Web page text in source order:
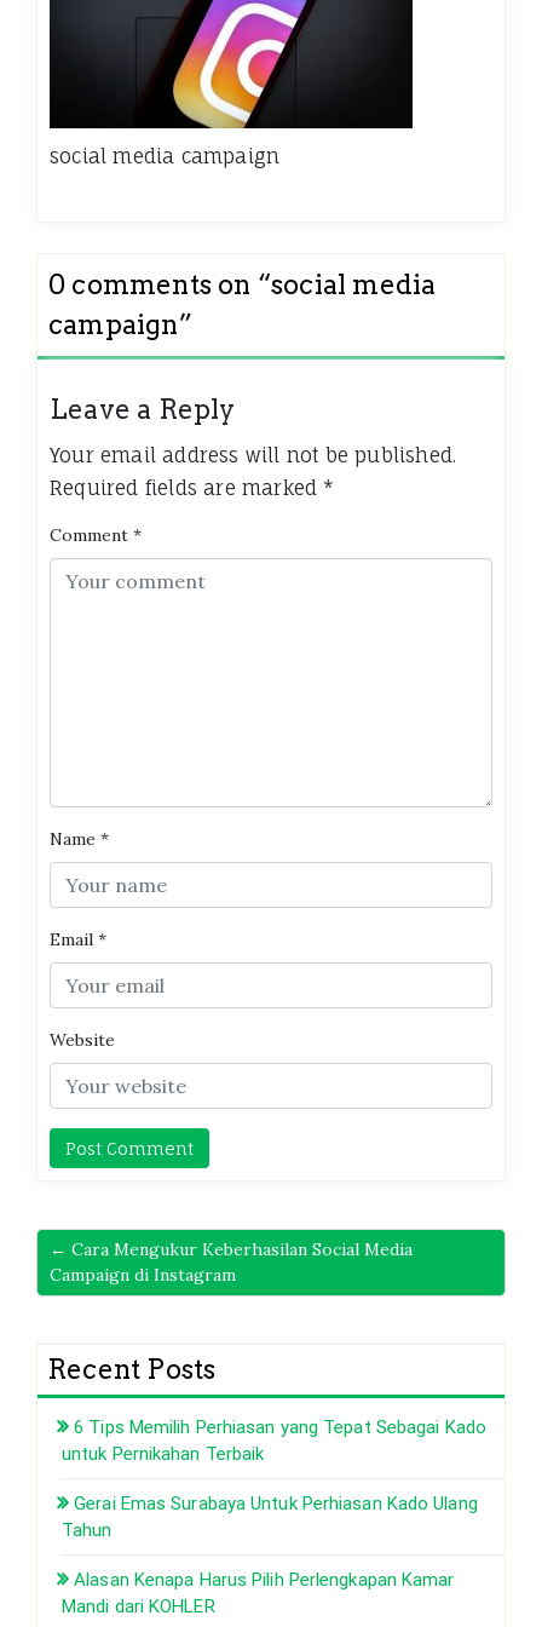
social media campaign
0 comments on “social media
campaign”
Leave a Reply
Your email address will not be published.
Required fields are marked *
Comment *
Name *
Email *
Website
← Cara Mengukur Keberhasilan Social Media
Campaign di Instagram
Recent Posts
6 Tips Memilih Perhiasan yang Tepat Sebagai Kado
untuk Pernikahan Terbaik
Gerai Emas Surabaya Untuk Perhiasan Kado Ulang
Tahun
Alasan Kenapa Harus Pilih Perlengkapan Kamar
Mandi dari KOHLER